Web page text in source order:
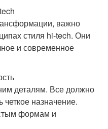
важно
стиля hi-tech. Они
и современное
деталям. Все должно
назначение.
формам и